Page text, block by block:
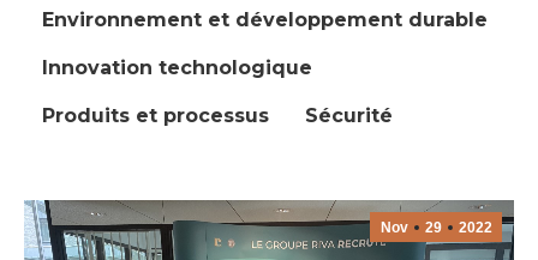
Environnement et développement durable
Innovation technologique
Produits et processus Sécurité
Nov 29 2022